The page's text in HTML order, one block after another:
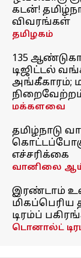
கடன்!
விவரங்கள்
தமிழகம்
135
டிஜிட்டல்
அங்கீகாரம்;
மக்களவை
தமிழ்நாடு
எச்சரிக்கை
வானிலை
இரண்டாம்
மிகப்பெரிய
டிரம்ப்
டொனால்ட்